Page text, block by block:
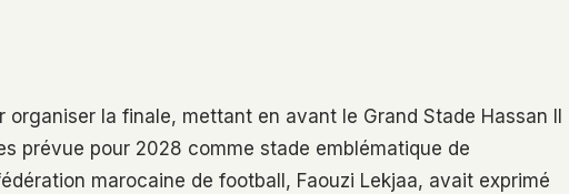
la finale, mettant en avant le Grand Stade Hassan II
prévue pour 2028 comme stade emblématique de
marocaine de football, Faouzi Lekjaa, avait exprimé